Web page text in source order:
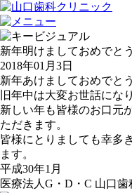
新年明けましておめでと
2018年01月3日
新年あけましておめでと
旧年中は大変お世話にな
新しい年も皆様のお口元
ただきます。
皆様にとりましても幸多
ます。
平成30年1月
医療法人G・D・C 山口歯